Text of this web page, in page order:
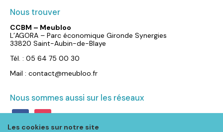
Les cookies sur notre site
Nous trouver
CCBM – Meubloo
L’AGORA – Parc économique Gironde Synergies
33820 Saint-Aubin-de-Blaye
Tél. : 05 64 75 00 30
Mail : contact@meubloo.fr
Nous sommes aussi sur les réseaux
facebookinstagram